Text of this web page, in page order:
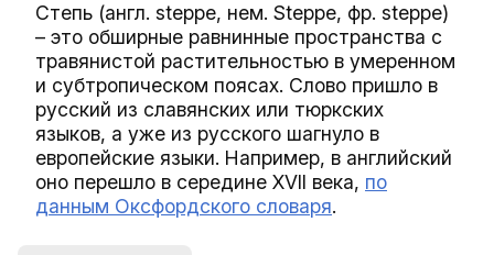
Степь (англ. steppe, нем. Steppe, фр. steppe)
– это обширные равнинные пространства с
травянистой растительностью в умеренном
и субтропическом поясах. Слово пришло в
русский из славянских или тюркских
языков, а уже из русского шагнуло в
европейские языки. Например, в английский
оно перешло в середине XVII века, по
данным Оксфордского словаря.